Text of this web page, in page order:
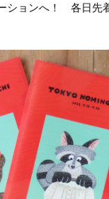
ションへ！ 各日先